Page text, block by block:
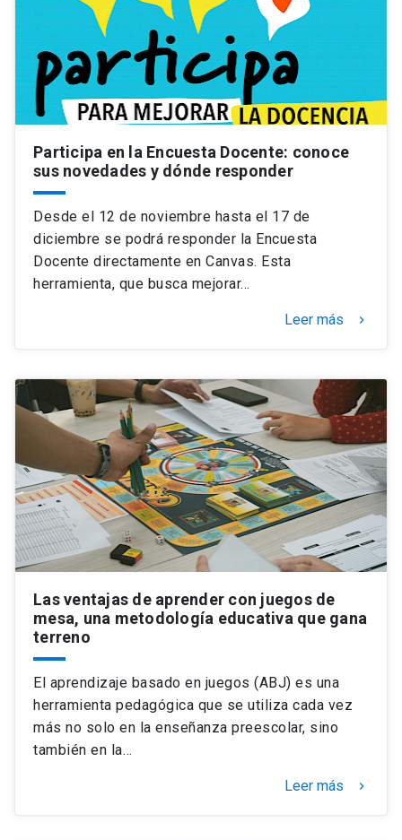
Participa en la Encuesta Docente: conoce
sus novedades y dónde responder
Desde el 12 de noviembre hasta el 17 de
diciembre se podrá responder la Encuesta
Docente directamente en Canvas. Esta
herramienta, que busca mejorar…
Leer más keyboard_arrow_right
Las ventajas de aprender con juegos de
mesa, una metodología educativa que gana
terreno
El aprendizaje basado en juegos (ABJ) es una
herramienta pedagógica que se utiliza cada vez
más no solo en la enseñanza preescolar, sino
también en la…
Leer más keyboard_arrow_right